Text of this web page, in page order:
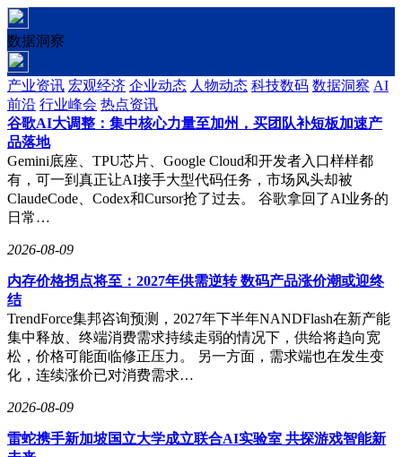
数据洞察
产业资讯 宏观经济 企业动态 人物动态 科技数码 数据洞察 AI
前沿 行业峰会 热点资讯
谷歌AI大调整：集中核心力量至加州，买团队补短板加速产
品落地
Gemini底座、TPU芯片、Google Cloud和开发者入口样样都
有，可一到真正让AI接手大型代码任务，市场风头却被
ClaudeCode、Codex和Cursor抢了过去。 谷歌拿回了AI业务的
日常…
2026-08-09
内存价格拐点将至：2027年供需逆转 数码产品涨价潮或迎终
结
TrendForce集邦咨询预测，2027年下半年NANDFlash在新产能
集中释放、终端消费需求持续走弱的情况下，供给将趋向宽
松，价格可能面临修正压力。 另一方面，需求端也在发生变
化，连续涨价已对消费需求…
2026-08-09
雷蛇携手新加坡国立大学成立联合AI实验室 共探游戏智能新